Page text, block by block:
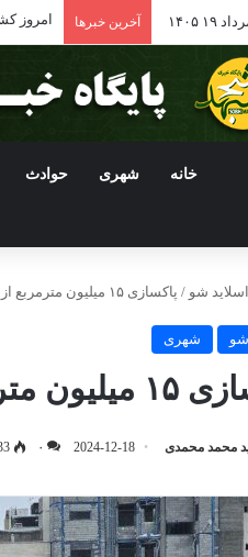
۱۴۰۵ آخرین خبرها مراقبت
خانه شهری حوادث
اسلاید شو / پاکسازی ۱۵ میلیون مترمربع از معابر برفی مشهد/ ۲۵۰۰ آشیانه، میزبان پرندگان در روزهای سرد
شو شهری
آشیانه، میزبان پرندگان در روزهای سرد
محمد محمدی 2024-12-18 ۰